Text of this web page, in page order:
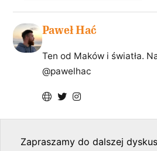
Paweł Hać
Ten od Maków i światła.
@pawelhac
Zapraszamy do dalszej